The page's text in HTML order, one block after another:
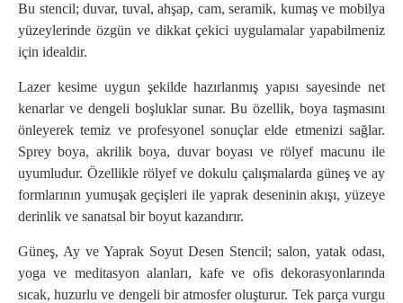
Bu stencil; duvar, tuval, ahşap, cam, seramik, kumaş ve mobilya
yüzeylerinde özgün ve dikkat çekici uygulamalar yapabilmeniz
için idealdir.
Lazer kesime uygun şekilde hazırlanmış yapısı sayesinde net
kenarlar ve dengeli boşluklar sunar. Bu özellik, boya taşmasını
önleyerek temiz ve profesyonel sonuçlar elde etmenizi sağlar.
Sprey boya, akrilik boya, duvar boyası ve rölyef macunu ile
uyumludur. Özellikle rölyef ve dokulu çalışmalarda güneş ve ay
formlarının yumuşak geçişleri ile yaprak deseninin akışı, yüzeye
derinlik ve sanatsal bir boyut kazandırır.
Güneş, Ay ve Yaprak Soyut Desen Stencil; salon, yatak odası,
yoga ve meditasyon alanları, kafe ve ofis dekorasyonlarında
sıcak, huzurlu ve dengeli bir atmosfer oluşturur. Tek parça vurgu